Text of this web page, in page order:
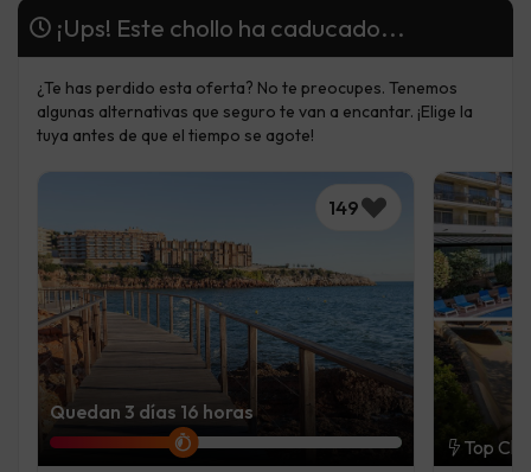
¡Ups! Este chollo ha caducado...
¿Te has perdido esta oferta? No te preocupes. Tenemos
algunas alternativas que seguro te van a encantar. ¡Elige la
tuya antes de que el tiempo se agote!
149
Quedan 3 días 16 horas
Top